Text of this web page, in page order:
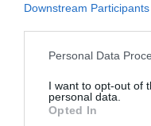
Downstream Participants
Please note that this
not limited to your visit
grant or deny consent
use your data for below
Personal Data
I want to opt-out of
personal data.
Opted In